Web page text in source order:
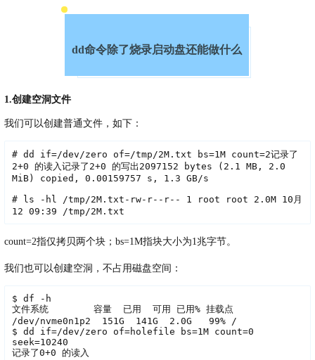
dd命令除了烧录启动盘还能做什么
1.创建空洞文件
我们可以创建普通文件，如下：
# dd if=/dev/zero of=/tmp/2M.txt bs=1M count=2记录了
2+0 的读入记录了2+0 的写出 2097152 bytes (2.1 MB, 2.0
MiB) copied, 0.00159757 s, 1.3 GB/s
# ls -hl /tmp/2M.txt -rw-r--r-- 1 root root 2.0M 10月
12 09:39 /tmp/2M.txt
count=2指仅拷贝两个块；bs=1M指块大小为1兆字节。
我们也可以创建空洞，不占用磁盘空间：
$ df -h
文件系统        容量  已用  可用 已用% 挂载点
/dev/nvme0n1p2  151G  141G  2.0G   99% /
$ dd if=/dev/zero of=holefile bs=1M count=0
seek=10240
记录了0+0 的读入